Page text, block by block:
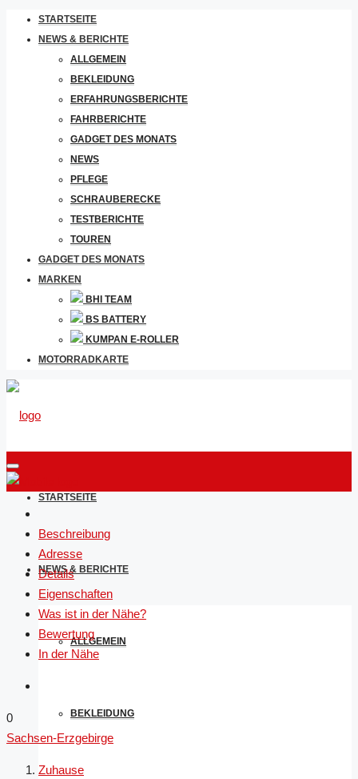
STARTSEITE
NEWS & BERICHTE
ALLGEMEIN
BEKLEIDUNG
ERFAHRUNGSBERICHTE
FAHRBERICHTE
GADGET DES MONATS
NEWS
PFLEGE
SCHRAUBERECKE
TESTBERICHTE
TOUREN
GADGET DES MONATS
MARKEN
BHI TEAM
BS BATTERY
KUMPAN E-ROLLER
MOTORRADKARTE
STARTSEITE
NEWS & BERICHTE
ALLGEMEIN
BEKLEIDUNG
Beschreibung
Adresse
Details
Eigenschaften
Was ist in der Nähe?
Bewertung
In der Nähe
0
Sachsen-Erzgebirge
Zuhause